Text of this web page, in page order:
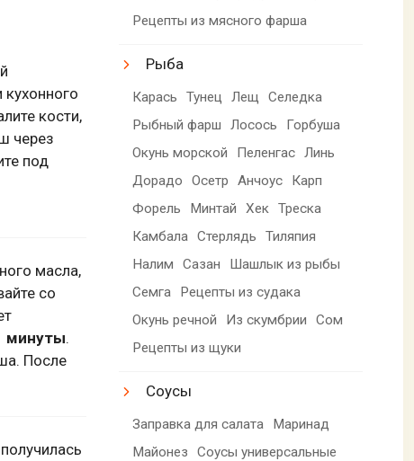
кости,
через
под
масла,
со
минуты.
После
Рецепты из мясного фарша
Рыба
Карась Тунец Лещ
Селедка
Рыбный фарш
Лосось
Горбуша
Окунь морской
Пеленгас Линь
Дорадо
Осетр Анчоус
Карп
Форель
Минтай Хек Треска
Камбала Стерлядь
Тиляпия
Налим
Сазан
Шашлык из рыбы
Семга
Рецепты из судака
Окунь речной
Из скумбрии
Сом
Рецепты из щуки
Соусы
Заправка для салата
Маринад
Майонез
Соусы универсальные